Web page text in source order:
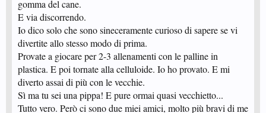
gomma del cane.
E via discorrendo.
Io dico solo che sono sineceramente curioso di sapere se vi
divertite allo stesso modo di prima.
Provate a giocare per 2-3 allenamenti con le palline in
plastica. E poi tornate alla celluloide. Io ho provato. E mi
diverto assai di più con le vecchie.
Sì ma tu sei una pippa! E pure ormai quasi vecchietto...
Tutto vero. Però ci sono due miei amici, molto più bravi di me